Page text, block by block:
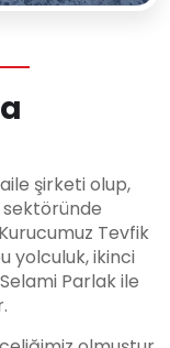
şirketi olup,
Tevfik
yolculuk, ikinci
Parlak ile